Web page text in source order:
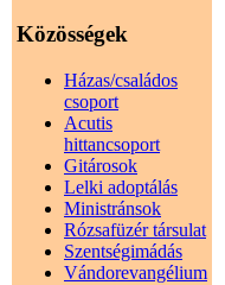
Közösségek
Házas/családos
csoport
Acutis
hittancsoport
Gitárosok
Lelki adoptálás
Ministránsok
Rózsafüzér társulat
Szentségimádás
Vándorevangélium